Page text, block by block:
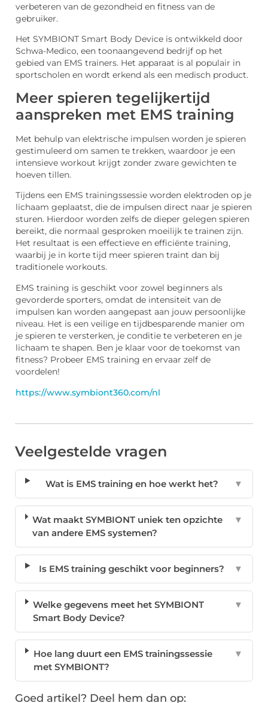
verbeteren van de gezondheid en fitness van de
gebruiker.
Het SYMBIONT Smart Body Device is ontwikkeld door
Schwa-Medico, een toonaangevend bedrijf op het
gebied van EMS trainers. Het apparaat is al populair in
sportscholen en wordt erkend als een medisch product.
Meer spieren tegelijkertijd
aanspreken met EMS training
Met behulp van elektrische impulsen worden je spieren
gestimuleerd om samen te trekken, waardoor je een
intensieve workout krijgt zonder zware gewichten te
hoeven tillen.
Tijdens een EMS trainingssessie worden elektroden op je
lichaam geplaatst, die de impulsen direct naar je spieren
sturen. Hierdoor worden zelfs de dieper gelegen spieren
bereikt, die normaal gesproken moeilijk te trainen zijn.
Het resultaat is een effectieve en efficiënte training,
waarbij je in korte tijd meer spieren traint dan bij
traditionele workouts.
EMS training is geschikt voor zowel beginners als
gevorderde sporters, omdat de intensiteit van de
impulsen kan worden aangepast aan jouw persoonlijke
niveau. Het is een veilige en tijdbesparende manier om
je spieren te versterken, je conditie te verbeteren en je
lichaam te shapen. Ben je klaar voor de toekomst van
fitness? Probeer EMS training en ervaar zelf de
voordelen!
https://www.symbiont360.com/nl
Veelgestelde vragen
Wat is EMS training en hoe werkt het? ▼
Wat maakt SYMBIONT uniek ten opzichte
van andere EMS systemen?
▼
Is EMS training geschikt voor beginners? ▼
Welke gegevens meet het SYMBIONT
Smart Body Device?
▼
Hoe lang duurt een EMS trainingssessie
met SYMBIONT?
▼
Goed artikel? Deel hem dan op: